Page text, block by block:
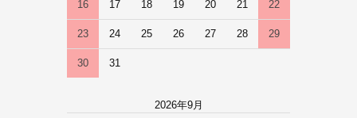
16 17 18 19 20 21 22
23 24 25 26 27 28 29
30 31
2026年9月